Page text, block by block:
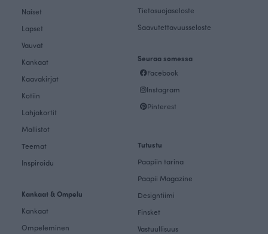
Naiset
Lapset
Vauvat
Kankaat
Kaavakirjat
Kotiin
Lahjakortit
Mallistot
Teemat
Inspiroidu
Kankaat & Ompelu
Kankaat
Ompeleminen
Tietosuojaseloste
Saavutettavuusseloste
Seuraa somessa
Facebook
Instagram
Pinterest
Tutustu
Paapiin tarina
Paapii Magazine
Designtiimi
Finsket
Vastuullisuus